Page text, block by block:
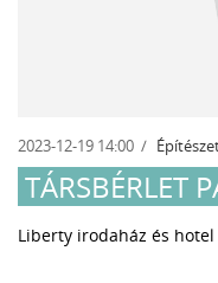
2023-12-19 14:00
TÁRSBÉRLET
Liberty irodaház és hotel